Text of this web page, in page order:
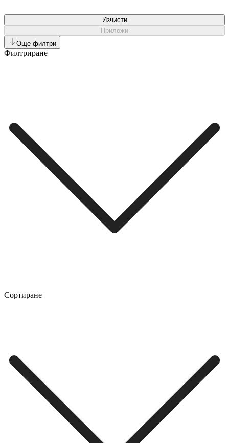
Изчисти
Приложи
Още филтри
Филтриране
Сортиране